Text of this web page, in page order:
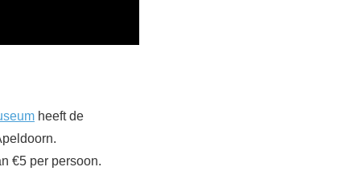
heeft de
€5 per persoon.